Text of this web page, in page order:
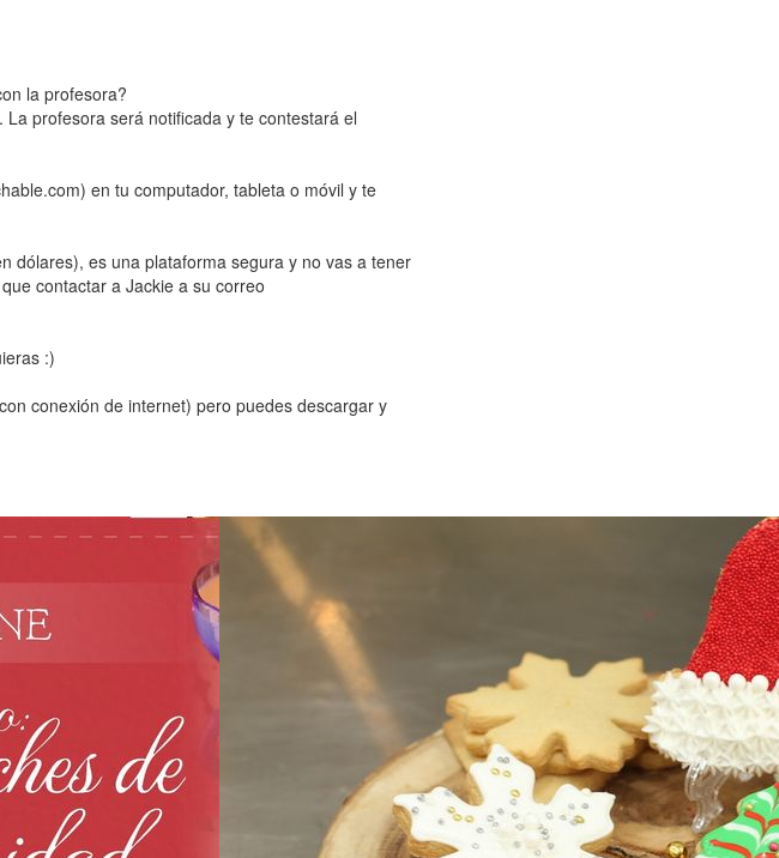
la profesora?
profesora será notificada y te contestará el
en tu computador, tableta o móvil y te
dólares), es una plataforma segura y no vas a tener
contactar a Jackie a su correo
:)
conexión de internet) pero puedes descargar y